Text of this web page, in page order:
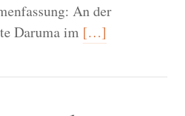
An der
Daruma im […]